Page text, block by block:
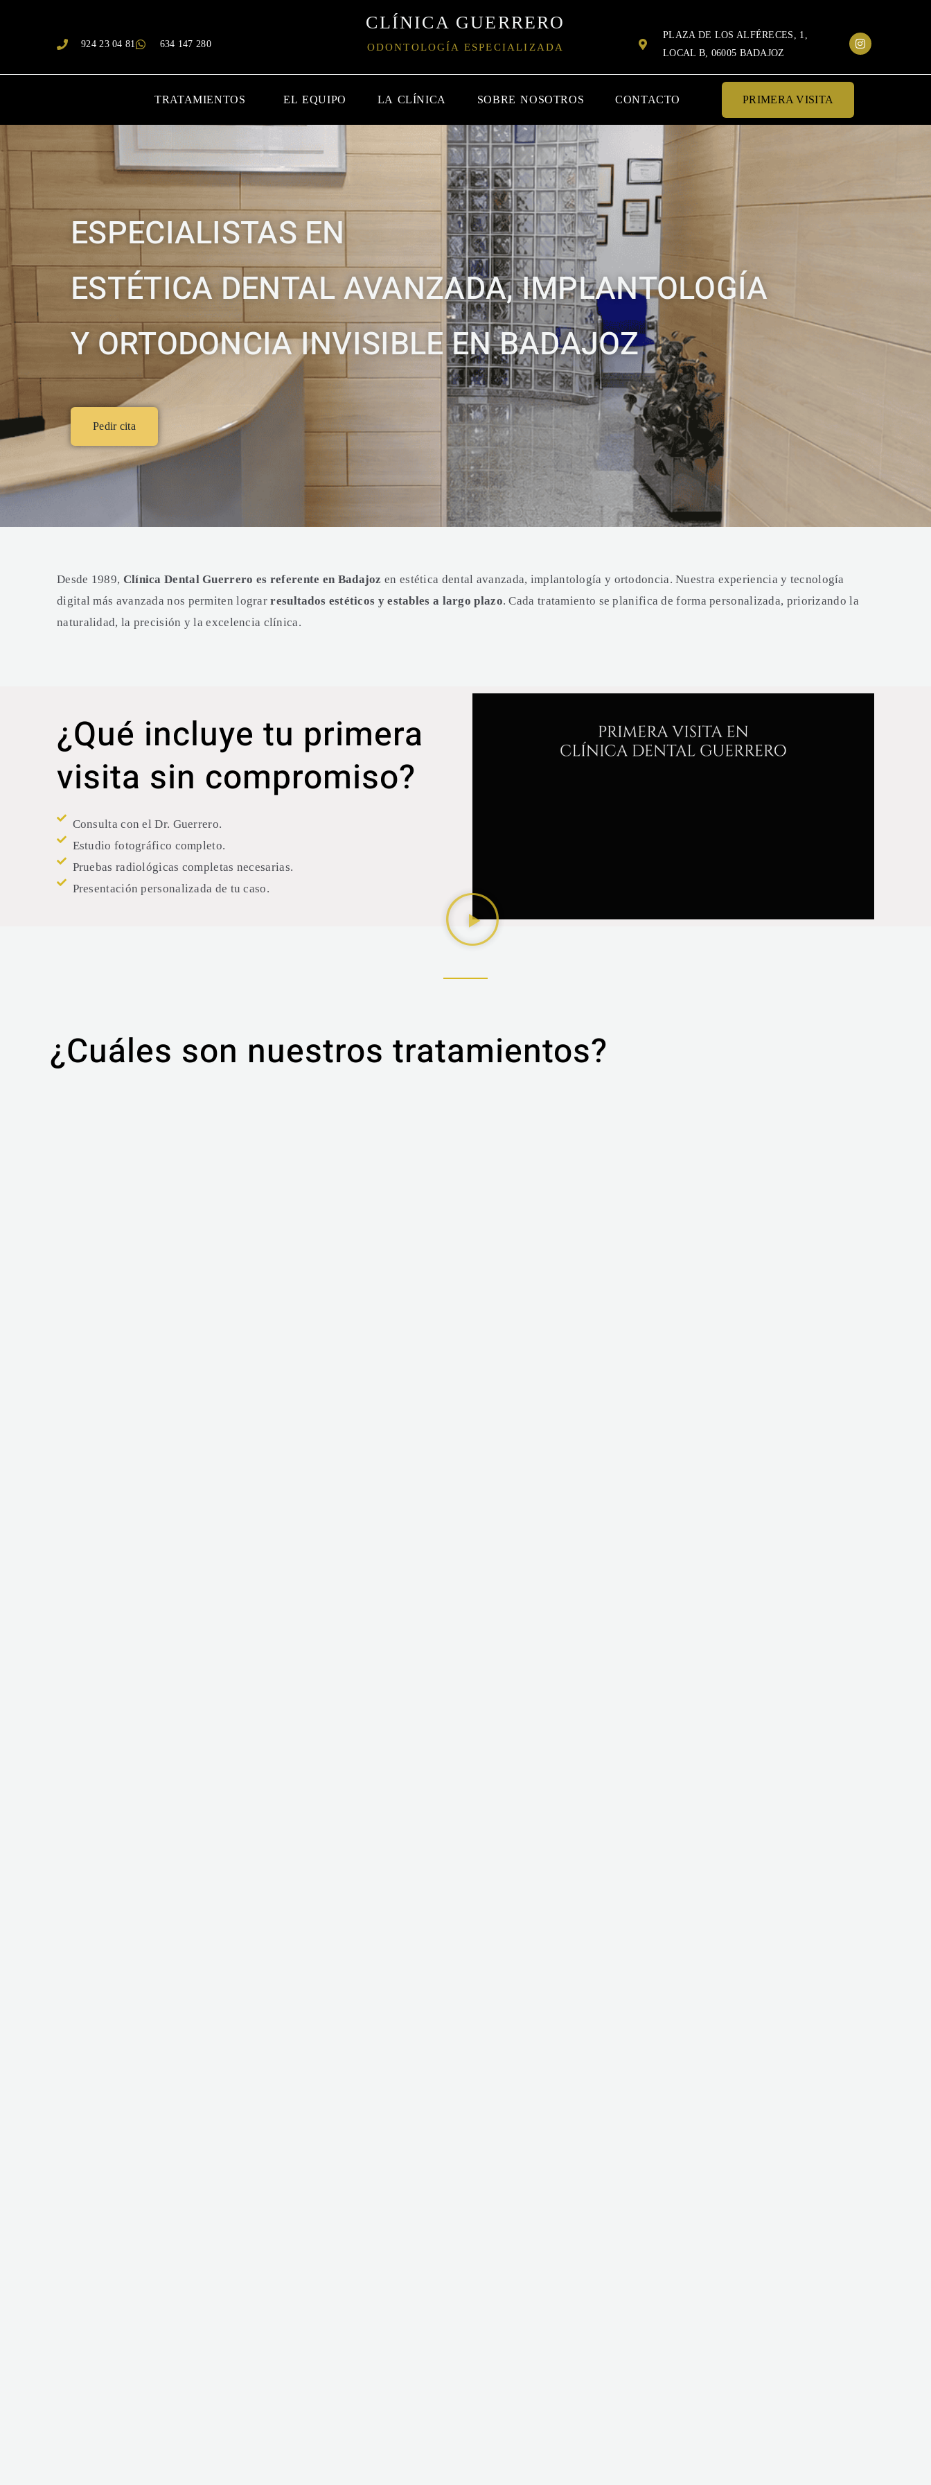
924 23 04 81 634 147 280
CLÍNICA GUERRERO
ODONTOLOGÍA ESPECIALIZADA
PLAZA DE LOS ALFÉRECES, 1,
LOCAL B, 06005 BADAJOZ
TRATAMIENTOS EL EQUIPO LA CLÍNICA SOBRE NOSOTROS CONTACTO PRIMERA VISITA
ESPECIALISTAS EN
ESTÉTICA DENTAL AVANZADA, IMPLANTOLOGÍA
Y ORTODONCIA INVISIBLE EN BADAJOZ
Pedir cita
Desde 1989, Clínica Dental Guerrero es referente en Badajoz en estética dental avanzada, implantología y ortodoncia. Nuestra experiencia y tecnología
digital más avanzada nos permiten lograrresultados estéticos y estables a largo plazo. Cada tratamiento se planifica de forma personalizada, priorizando la
naturalidad, la precisión y la excelencia clínica.
¿Qué incluye tu primera
visita sin compromiso?
Consulta con el Dr. Guerrero.
Estudio fotográfico completo.
Pruebas radiológicas completas necesarias.
Presentación personalizada de tu caso.
¿Cuáles son nuestros tratamientos?